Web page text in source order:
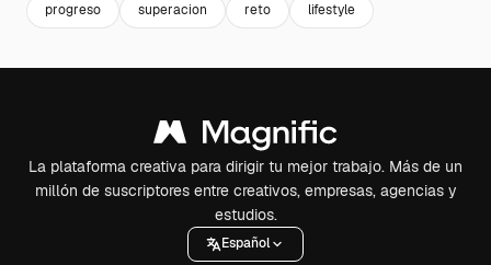
progreso superacion reto lifestyle
La plataforma creativa para dirigir tu mejor trabajo. Más de un
millón de suscriptores entre creativos, empresas, agencias y
estudios.
Español